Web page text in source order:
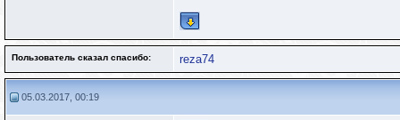
Пользователь сказал cпасибо: reza74
05.03.2017, 00:19